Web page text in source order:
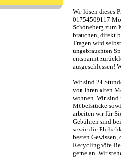
Wir lösen dieses
01754509117
Schöneberg zum
brauchen, direkt
Tragen wird
ungebrauchten
entspannt
ausgeschlossen!
Wir sind 24
von Ihren alten
wohnen. Wir sind
Möbelstücke
arbeiten wir für
Gebühren sind
sowie die
besten
Recyclinghöfe
gerne an. Wir